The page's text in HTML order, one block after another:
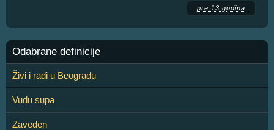
pre 13 godina
Odabrane definicije
Živi i radi u Beogradu
Vudu supa
Zaveden